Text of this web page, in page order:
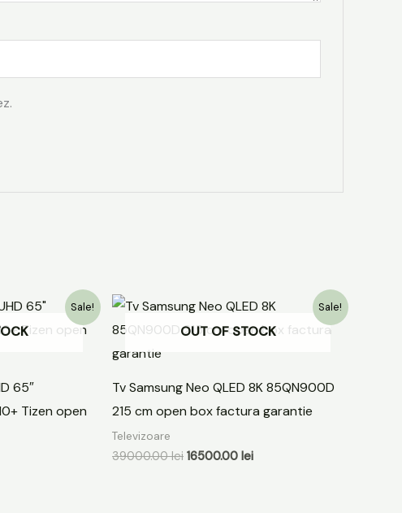
Sale!
65″
Tizen open
Sale!
OUT OF STOCK
Tv Samsung Neo QLED 8K 85QN900D
215 cm open box factura garantie
Televizoare
39000.00lei
Prețul
inițial
a
16500.00 lei
Prețul
curent
este: